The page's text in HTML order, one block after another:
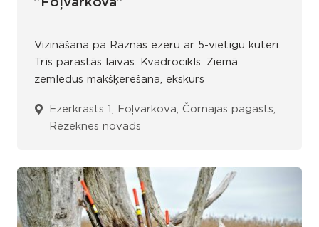
Vizināšana pa Rāznas ezeru ar 5-vietīgu kuteri.
Trīs parastās laivas. Kvadrocikls. Ziemā
zemledus makšķerēšana, ekskurs
Ezerkrasts 1, Foļvarkova, Čornajas pagasts,
Rēzeknes novads